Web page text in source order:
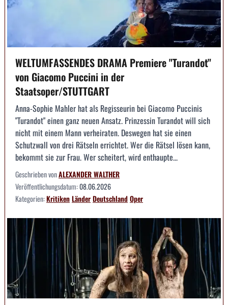
WELTUMFASSENDES DRAMA Premiere "Turandot"
von Giacomo Puccini in der
Staatsoper/STUTTGART
Anna-Sophie Mahler hat als Regisseurin bei Giacomo Puccinis
"Turandot" einen ganz neuen Ansatz. Prinzessin Turandot will sich
nicht mit einem Mann verheiraten. Deswegen hat sie einen
Schutzwall von drei Rätseln errichtet. Wer die Rätsel lösen kann,
bekommt sie zur Frau. Wer scheitert, wird enthaupte...
Geschrieben vonALEXANDER WALTHER
Veröffentlichungsdatum:08.06.2026
Kategorien:KritikenLänderDeutschlandOper